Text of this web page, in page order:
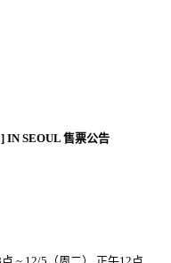
IN SEOUL 售票公告